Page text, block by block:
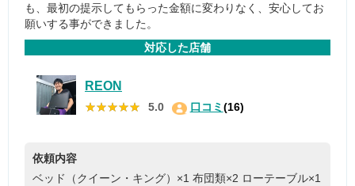
も、最初の提示してもらった金額に変わりなく、安心してお
願いする事ができました。
対応した店舗
REON
★★★★★
★★★★★ 5.0 口コミ(16)
依頼内容
ベッド（クイーン・キング）×1 布団類×2 ローテーブル×1